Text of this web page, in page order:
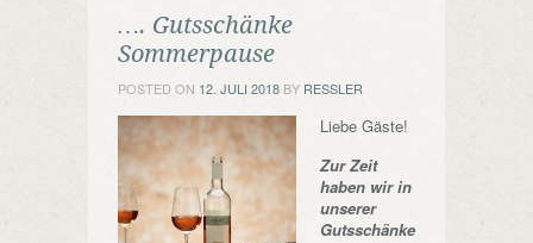
…. Gutsschänke
Sommerpause
POSTED ON 12. JULI 2018 BY RESSLER
Liebe Gäste!
Zur Zeit
haben wir in
unserer
Gutsschänke